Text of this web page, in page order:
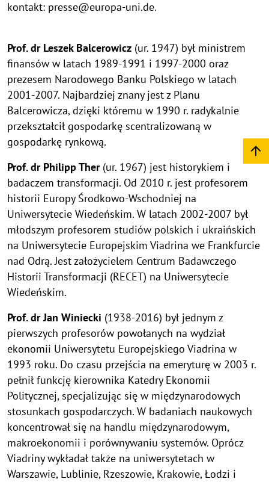
kontakt: presse@europa-uni.de.
Prof. dr Leszek Balcerowicz (ur. 1947) był ministrem
finansów w latach 1989-1991 i 1997-2000 oraz
prezesem Narodowego Banku Polskiego w latach
2001-2007. Najbardziej znany jest z Planu
Balcerowicza, dzięki któremu w 1990 r. radykalnie
przekształcił gospodarkę scentralizowaną w
gospodarkę rynkową.
Prof. dr Philipp Ther(ur. 1967) jest historykiem i
badaczem transformacji. Od 2010 r. jest profesorem
historii Europy Środkowo-Wschodniej na
Uniwersytecie Wiedeńskim. W latach 2002-2007 był
młodszym profesorem studiów polskich i ukraińskich
na Uniwersytecie Europejskim Viadrina we Frankfurcie
nad Odrą. Jest założycielem Centrum Badawczego
Historii Transformacji (RECET) na Uniwersytecie
Wiedeńskim.
Prof. dr Jan Winiecki (1938-2016) był jednym z
pierwszych profesorów powołanych na wydział
ekonomii Uniwersytetu Europejskiego Viadrina w
1993 roku. Do czasu przejścia na emeryturę w 2003 r.
pełnił funkcję kierownika Katedry Ekonomii
Politycznej, specjalizując się w międzynarodowych
stosunkach gospodarczych. W badaniach naukowych
koncentrował się na handlu międzynarodowym,
makroekonomii i porównywaniu systemów. Oprócz
Viadriny wykładał także na uniwersytetach w
Warszawie, Lublinie, Rzeszowie, Krakowie, Łodzi i